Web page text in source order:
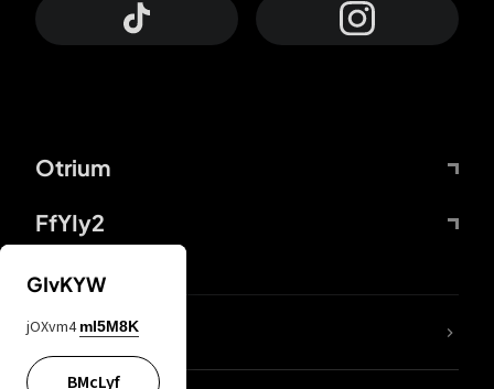
Otrium
FfYIy2
DDcvSo
GIvKYW
jOXvm4 mI5M8K
BMcLyf